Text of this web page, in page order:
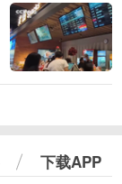
下载APP